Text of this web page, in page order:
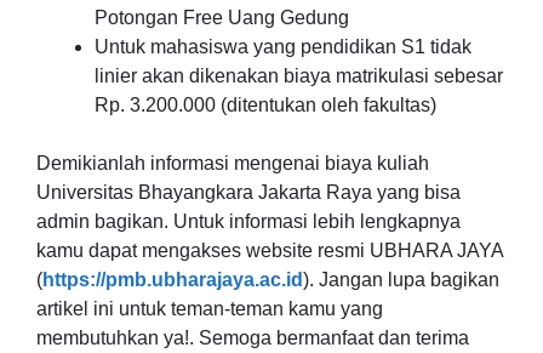
Potongan Free Uang Gedung
Untuk mahasiswa yang pendidikan S1 tidak
linier akan dikenakan biaya matrikulasi sebesar
Rp. 3.200.000 (ditentukan oleh fakultas)
Demikianlah informasi mengenai biaya kuliah
Universitas Bhayangkara Jakarta Raya yang bisa
admin bagikan. Untuk informasi lebih lengkapnya
kamu dapat mengakses website resmi UBHARA JAYA
(https://pmb.ubharajaya.ac.id). Jangan lupa bagikan
artikel ini untuk teman-teman kamu yang
membutuhkan ya!. Semoga bermanfaat dan terima